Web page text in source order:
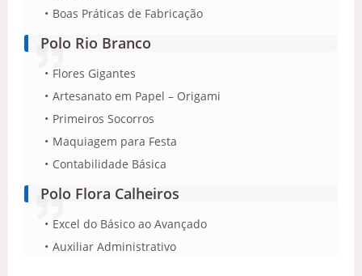
Boas Práticas de Fabricação
Polo Rio Branco
Flores Gigantes
Artesanato em Papel – Origami
Primeiros Socorros
Maquiagem para Festa
Contabilidade Básica
Polo Flora Calheiros
Excel do Básico ao Avançado
Auxiliar Administrativo